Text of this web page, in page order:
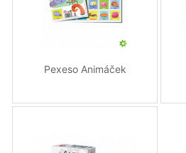
Pexeso Animáček